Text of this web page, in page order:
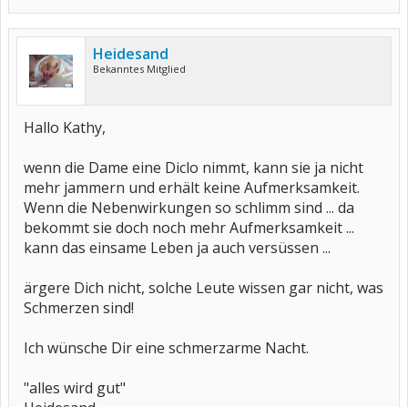
Heidesand
Bekanntes Mitglied
Hallo Kathy,
wenn die Dame eine Diclo nimmt, kann sie ja nicht
mehr jammern und erhält keine Aufmerksamkeit.
Wenn die Nebenwirkungen so schlimm sind ... da
bekommt sie doch noch mehr Aufmerksamkeit ...
kann das einsame Leben ja auch versüssen ...
ärgere Dich nicht, solche Leute wissen gar nicht, was
Schmerzen sind!
Ich wünsche Dir eine schmerzarme Nacht.
"alles wird gut"